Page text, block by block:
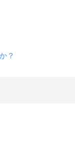
？